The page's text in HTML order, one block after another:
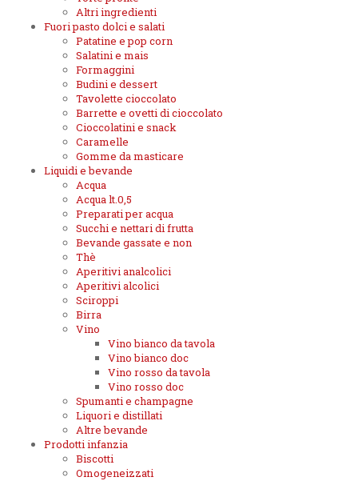
Altri ingredienti
Fuori pasto dolci e salati
Patatine e pop corn
Salatini e mais
Formaggini
Budini e dessert
Tavolette cioccolato
Barrette e ovetti di cioccolato
Cioccolatini e snack
Caramelle
Gomme da masticare
Liquidi e bevande
Acqua
Acqua lt.0,5
Preparati per acqua
Succhi e nettari di frutta
Bevande gassate e non
Thè
Aperitivi analcolici
Aperitivi alcolici
Sciroppi
Birra
Vino
Vino bianco da tavola
Vino bianco doc
Vino rosso da tavola
Vino rosso doc
Spumanti e champagne
Liquori e distillati
Altre bevande
Prodotti infanzia
Biscotti
Omogeneizzati